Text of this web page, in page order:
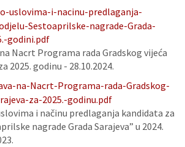
uslovima-i-nacinu-predlaganja-
Sestoaprilske-nagrade-Grada-
godini.pdf
Nacrt Programa rada Gradskog vijeća
2025. godinu - 28.10.2024.
na-Nacrt-Programa-rada-Gradskog-
za-2025.-godinu.pdf
i načinu predlaganja kandidata za
nagrade Grada Sarajeva” u 2024.